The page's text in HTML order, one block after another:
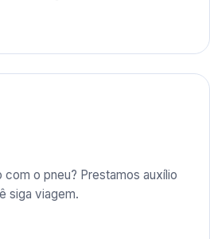
o pneu? Prestamos auxílio
siga viagem.